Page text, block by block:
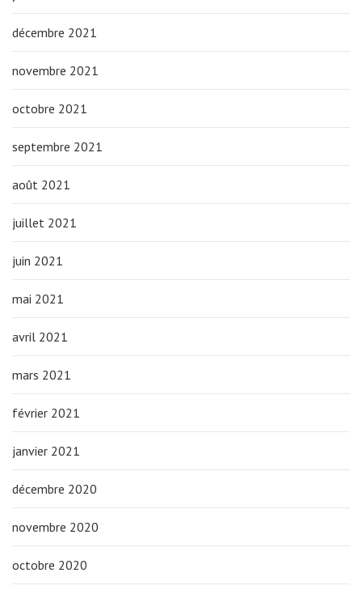
décembre 2021
novembre 2021
octobre 2021
septembre 2021
août 2021
juillet 2021
juin 2021
mai 2021
avril 2021
mars 2021
février 2021
janvier 2021
décembre 2020
novembre 2020
octobre 2020